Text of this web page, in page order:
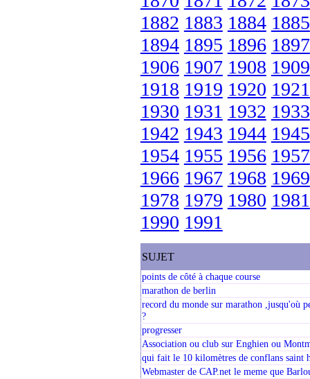
1882 1883 1884 1885
1894 1895 1896 1897
1906 1907 1908 1909
1918 1919 1920 1921
1930 1931 1932 1933
1942 1943 1944 1945
1954 1955 1956 1957
1966 1967 1968 1969
1978 1979 1980 1981
1990 1991
SUJET
points de côté à chaque course
marathon de berlin
record du monde sur marathon ,jusqu'où
?
progresser
Association ou club sur Enghien ou
qui fait le 10 kilomètres de conflans saint
Webmaster de CAP.net le meme que